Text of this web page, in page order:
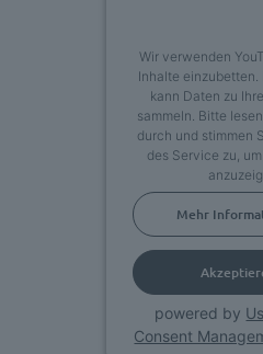
Wir verwenden
Inhalte einzubetten.
kann Daten zu
sammeln. Bitte
durch und stimmen
des Service zu,
Mehr
powered by
Consent